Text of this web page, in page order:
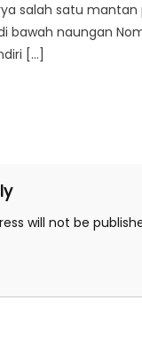
salah satu
bawah naungan
[…]
will not be